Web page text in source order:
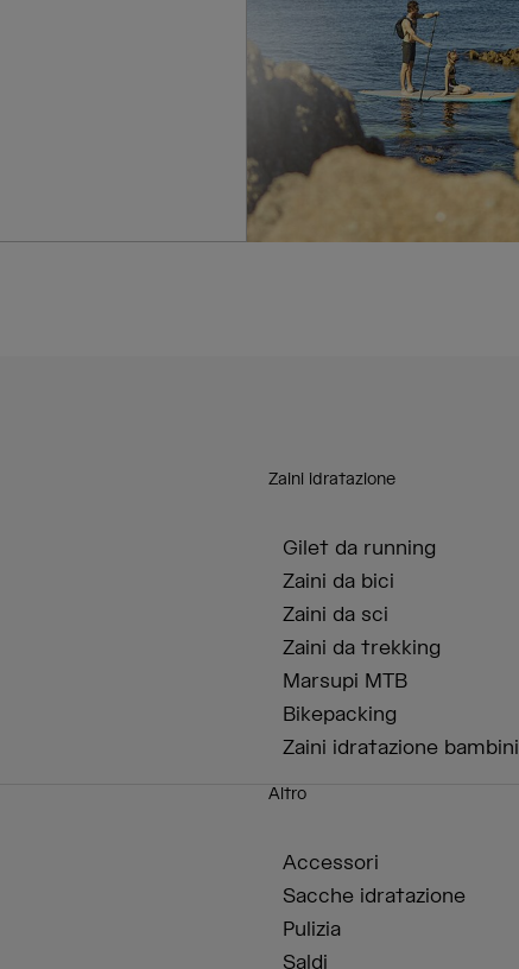
Zaini idratazione
Gilet da running
Zaini da bici
Zaini da sci
Zaini da trekking
Marsupi MTB
Bikepacking
Zaini idratazione bambini
Altro
Accessori
Sacche idratazione
Pulizia
Saldi